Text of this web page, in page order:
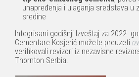
unapređenja i ulaganja sredstava u
sredine
Integrisani godišnji Izveštaj za 2022.
Cementare Kosjerić možete preuzeti
verifikovali revizori iz nezavisne
Thornton Serbia.